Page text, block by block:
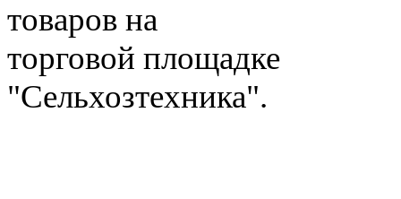
товаров на
торговой площадке
"Сельхозтехника".